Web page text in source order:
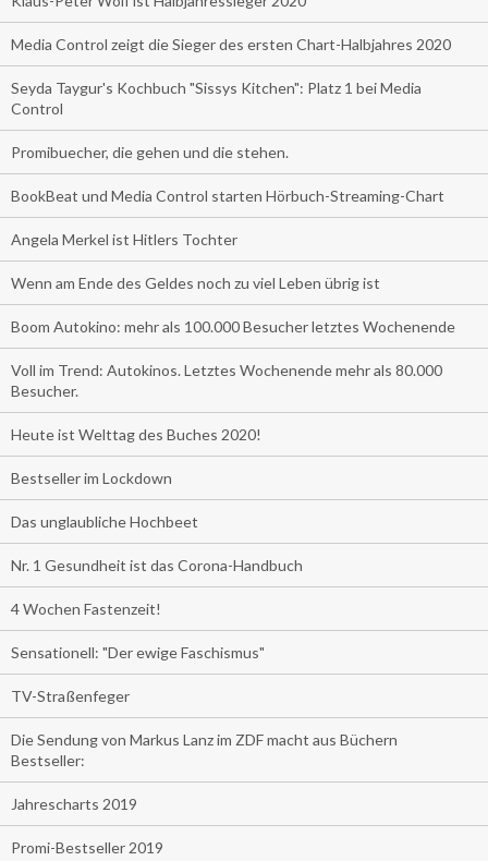
Media Control zeigt die Sieger des ersten Chart-Halbjahres 2020
Seyda Taygur's Kochbuch "Sissys Kitchen": Platz 1 bei Media
Control
Promibuecher, die gehen und die stehen.
BookBeat und Media Control starten Hörbuch-Streaming-Chart
Angela Merkel ist Hitlers Tochter
Wenn am Ende des Geldes noch zu viel Leben übrig ist
Boom Autokino: mehr als 100.000 Besucher letztes Wochenende
Voll im Trend: Autokinos. Letztes Wochenende mehr als 80.000
Besucher.
Heute ist Welttag des Buches 2020!
Bestseller im Lockdown
Das unglaubliche Hochbeet
Nr. 1 Gesundheit ist das Corona-Handbuch
4 Wochen Fastenzeit!
Sensationell: "Der ewige Faschismus"
TV-Straßenfeger
Die Sendung von Markus Lanz im ZDF macht aus Büchern
Bestseller:
Jahrescharts 2019
Promi-Bestseller 2019